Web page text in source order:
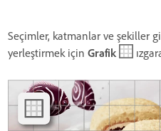
Seçimler, katmanlar ve şekiller
yerleştirmek için Grafik